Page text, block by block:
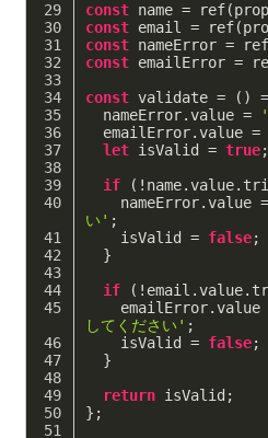
const name =
const email =
const nameError =
const emailError =
const validate = ()
  nameError.value =
  emailError.value =
let isValid = true;
if
    nameError.value =
い' ;
    isValid =
false;
  }
if
emailError.value
してください' ;
    isValid =
false;
  }
return isValid;
};